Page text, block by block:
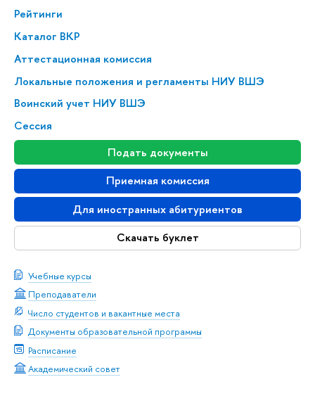
Рейтинги
Каталог ВКР
Аттестационная комиссия
Локальные положения и регламенты НИУ ВШЭ
Воинский учет НИУ ВШЭ
Сессия
Подать документы
Приемная комиссия
Для иностранных абитуриентов
Скачать буклет
Учебные курсы
Преподаватели
Число студентов и вакантные места
Документы образовательной программы
Расписание
Академический совет